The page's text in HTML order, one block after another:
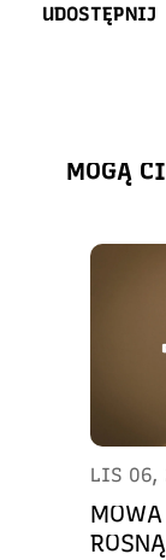
UDOSTĘPNIJ
MOGĄ
LIS 06,